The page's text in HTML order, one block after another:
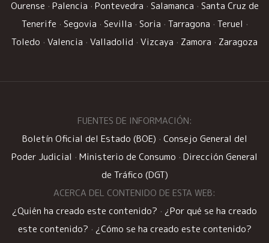
Ourense · Palencia · Pontevedra · Salamanca · Santa Cruz de
Tenerife · Segovia · Sevilla · Soria · Tarragona · Teruel ·
Toledo · Valencia · Valladolid · Vizcaya · Zamora · Zaragoza
FUENTES DE INFORMACIÓN:
Boletín Oficial del Estado (BOE) · Consejo General del
Poder Judicial · Ministerio de Consumo · Dirección General
de Tráfico (DGT)
ACERCA DEL CONTENIDO DE ESTA WEB:
¿Quién ha creado este contenido? · ¿Por qué se ha creado
este contenido? · ¿Cómo se ha creado este contenido?